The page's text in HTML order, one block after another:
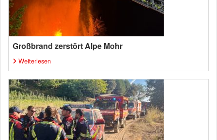
Großbrand zerstört Alpe Mohr
Weiterlesen